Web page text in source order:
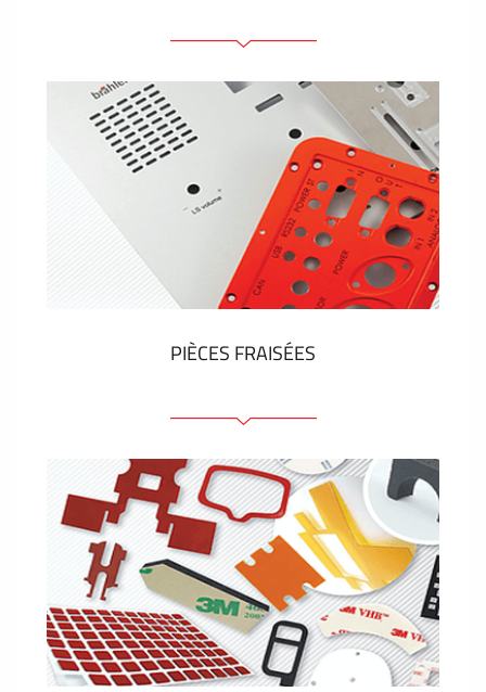
Faces avant plastique
Clavier a membrane
Plaques industrielles métalliques
Autocollants et étiquettes
Étiquettes en plastique et tags
VOIR PLUS
PIÈCES FRAISÉES
Face avant ou arrière en aluminium ou matière
plastique
Panneaux anodisés
Panneaux colorés
Panneaux avec éléments de presse
Étiquettes gravees